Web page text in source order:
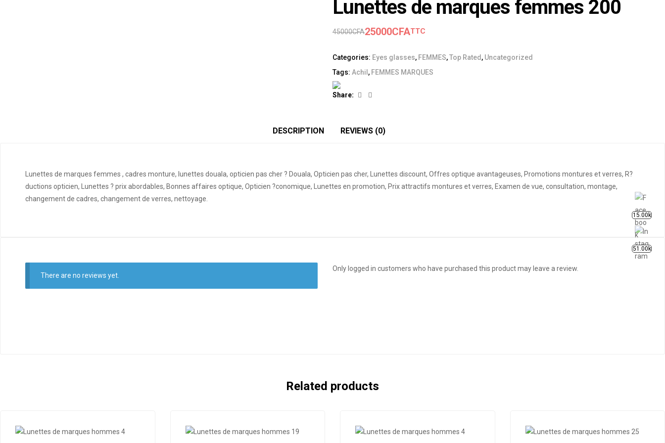
Lunettes de marques femmes 200
45000CFA25000CFATTC
Categories: Eyes glasses, FEMMES,Top Rated , Uncategorized
Tags: Achil , FEMMES MARQUES
Share: Facebook
DESCRIPTION REVIEWS (0)
Lunettes de marques femmes , cadres monture, lunettes douala, opticien pas cher ? Douala, Opticien pas cher, Lunettes discount, Offres optique avantageuses, Promotions montures et verres, R?
ductions opticien, Lunettes ? prix abordables, Bonnes affaires optique, Opticien ?conomique, Lunettes en promotion, Prix attractifs montures et verres, Examen de vue, consultation, montage,
changement de cadres, changement de verres, nettoyage.
There are no reviews yet.
Only logged in customers who have purchased this product may leave a review.
Related products
15.00k
51.00k